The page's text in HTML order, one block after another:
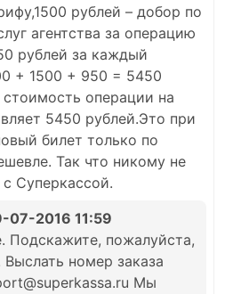
рублей – добор по
агентства за операцию
рублей за каждый
+ 1500 + 950 = 5450
операции на
5450 рублей.Это при
билет только по
Так что никому не
Суперкассой.
07-2016 11:59
Подскажите, пожалуйста,
номер заказа
Мы